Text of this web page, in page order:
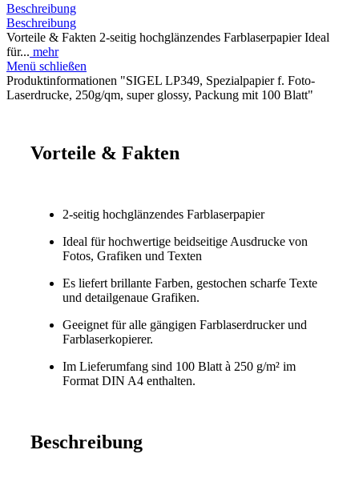
Beschreibung
Beschreibung
Vorteile & Fakten 2-seitig hochglänzendes Farblaserpapier Ideal
für... mehr
Menü schließen
Produktinformationen "SIGEL LP349, Spezialpapier f. Foto-
Laserdrucke, 250g/qm, super glossy, Packung mit 100 Blatt"
Vorteile & Fakten
2-seitig hochglänzendes Farblaserpapier
Ideal für hochwertige beidseitige Ausdrucke von
Fotos, Grafiken und Texten
Es liefert brillante Farben, gestochen scharfe Texte
und detailgenaue Grafiken.
Geeignet für alle gängigen Farblaserdrucker und
Farblaserkopierer.
Im Lieferumfang sind 100 Blatt à 250 g/m² im
Format DIN A4 enthalten.
Beschreibung